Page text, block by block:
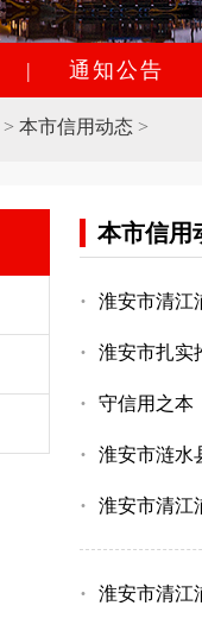
| 通知公告
> 本市信用动态 >
本市信用
· 淮安市清江
· 淮安市扎实
· 守信用之本
· 淮安市涟水
· 淮安市清江
· 淮安市清江